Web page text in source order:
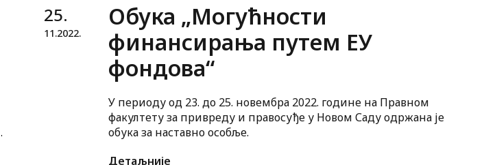
25.
11.2022.
Обука „Могућности
финансирања путем ЕУ
фондова“
У периоду од 23. до 25. новембра 2022. године на Правном
факултету за привреду и правосуђе у Новом Саду одржана је
обука за наставно особље.
Детаљније